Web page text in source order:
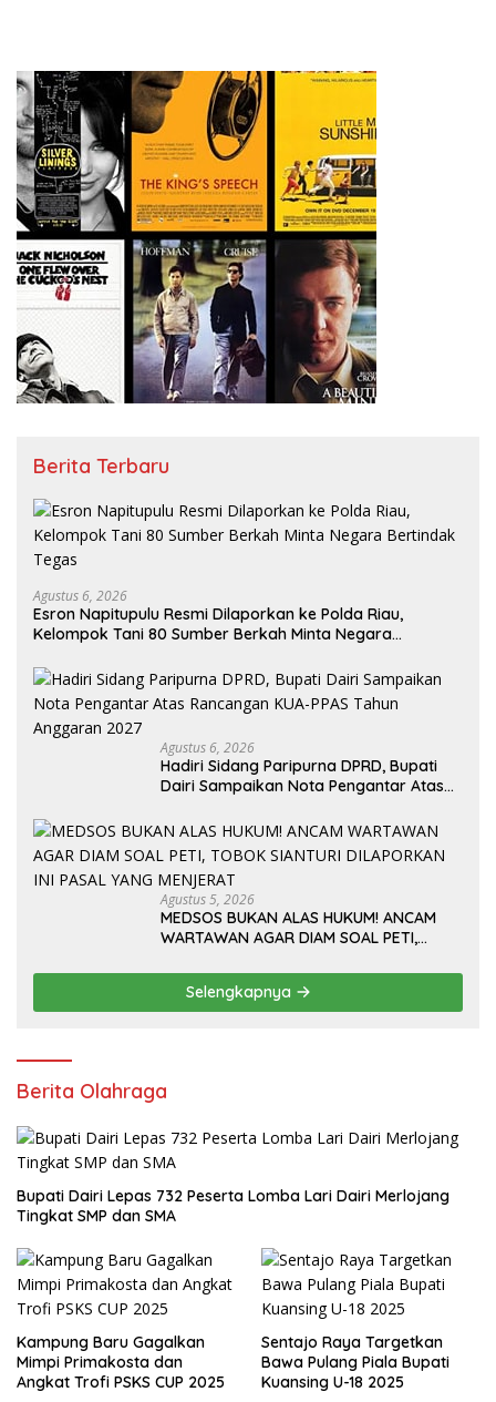
Berita Terbaru
Agustus 6, 2026
Esron Napitupulu Resmi Dilaporkan ke Polda Riau,
Kelompok Tani 80 Sumber Berkah Minta Negara
Agustus 6, 2026
Hadiri Sidang Paripurna DPRD, Bupati
Dairi Sampaikan Nota Pengantar Atas
2027
Agustus 5, 2026
MEDSOS BUKAN ALAS HUKUM! ANCAM
WARTAWAN AGAR DIAM SOAL PETI,
YANG MENJERAT
Selengkapnya
Berita Olahraga
Bupati Dairi Lepas 732 Peserta Lomba Lari Dairi Merlojang
Tingkat SMP dan SMA
Kampung Baru Gagalkan
Mimpi Primakosta dan
Angkat Trofi PSKS CUP 2025
Sentajo Raya Targetkan
Bawa Pulang Piala Bupati
Kuansing U-18 2025